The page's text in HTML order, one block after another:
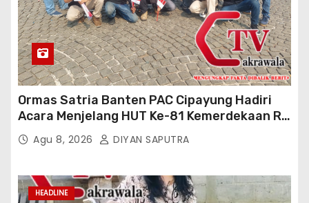
Ormas Satria Banten PAC Cipayung Hadiri
Acara Menjelang HUT Ke-81 Kemerdekaan RI
Di Silang Monas
Agu 8, 2026 DIYAN SAPUTRA
HEADLINE